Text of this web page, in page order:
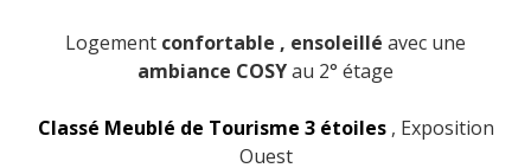
Logement confortable , ensoleillé avec une
ambiance COSYau 2° étage
Classé Meublé de Tourisme 3 étoiles , Exposition
Ouest